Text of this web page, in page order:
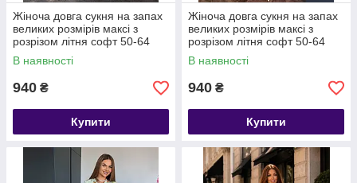
Жіноча довга сукня на запах
великих розмірів максі з
розрізом літня софт 50-64
В наявності
940 ₴
Купити
Жіноча довга сукня на запах
великих розмірів максі з
розрізом літня софт 50-64
В наявності
940 ₴
Купити